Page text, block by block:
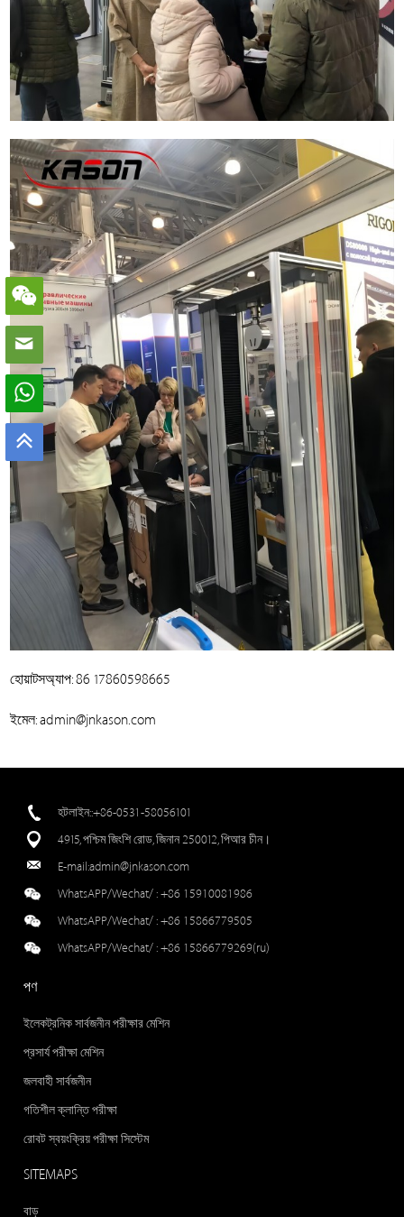
হোয়াটসঅ্যাপ: 86 17860598665
ইমেল: admin@jnkason.com
হটলাইন::+86-0531-58056101
4915, পশ্চিম জিংশি রোড, জিনান 250012, পিআর চীন।
E-mail:admin@jnkason.com
WhatsAPP/Wechat/ :+86 15910081986
WhatsAPP/Wechat/ :+86 15866779505
WhatsAPP/Wechat/ :+86 15866779269(ru)
পণ
ইলেকট্রনিক সার্বজনীন পরীক্ষার মেশিন
প্রসার্য পরীক্ষা মেশিন
জলবাহী সার্বজনীন
গতিশীল ক্লান্তি পরীক্ষা
রোবট স্বয়ংক্রিয় পরীক্ষা সিস্টেম
SITEMAPS
বাড়